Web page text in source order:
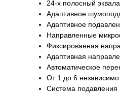
24-х полосный
Адаптивное
Адаптивное
Направленные
Фиксированная
Адаптивная
Автоматическое
От 1 до 6
Система